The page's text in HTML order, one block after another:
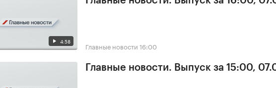
4:58 Главные новости 16:00
Главные новости. Выпуск за 15:00,